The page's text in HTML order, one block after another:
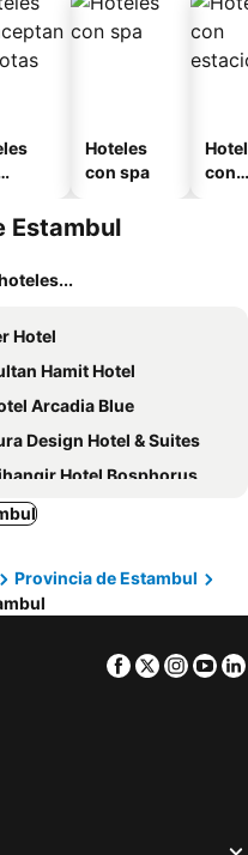
Hoteles
con spa
con
Estambul
Hotel
Hamit Hotel
Arcadia Blue
Design Hotel & Suites
Hotel Bosphorus
Plaza Istanbul - Old City by IHG
Hotel & Spa
Fortune & Spa
Provincia de Estambul
Facebook
Twitter